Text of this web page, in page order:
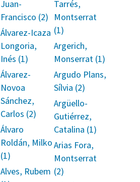
Juan-
Francisco (2)
Álvarez-Icaza
Longoria,
Inés (1)
Álvarez-
Novoa
Sánchez,
Carlos (2)
Álvaro
Roldán, Milko
(1)
Alves, Rubem
Tarrés,
Montserrat
(1)
Argerich,
Monserrat (1)
Argudo Plans,
Sílvia (2)
Argüello-
Gutiérrez,
Catalina (1)
Arias Fora,
Montserrat
(2)